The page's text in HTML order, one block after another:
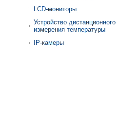
LCD-мониторы
Устройство дистанционного
измерения температуры
IP-камеры